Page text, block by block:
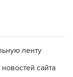
сайта